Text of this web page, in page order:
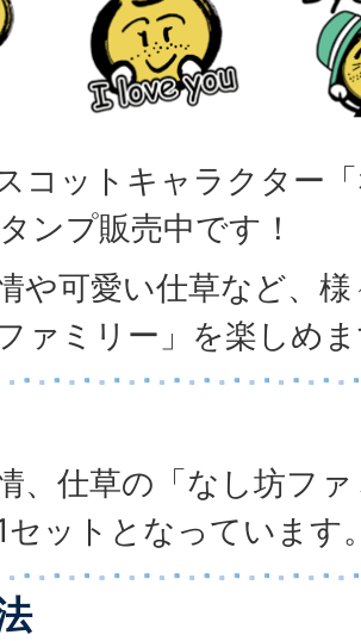
コットキャラクター
ンプ販売中です！
や可愛い仕草など、
ァミリー」を楽しめ
、仕草の「なし坊フ
セットとなっています